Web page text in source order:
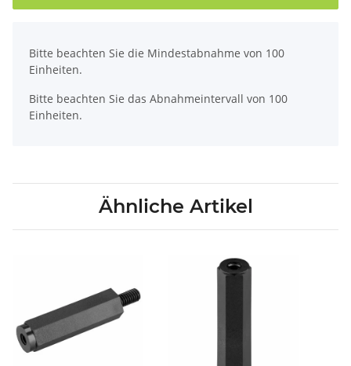
Bitte beachten Sie die Mindestabnahme von 100
Einheiten.
Bitte beachten Sie das Abnahmeintervall von 100
Einheiten.
Ähnliche Artikel